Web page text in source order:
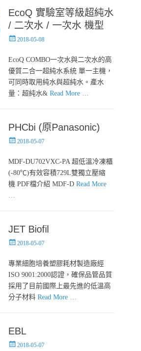
EcoQ 實驗室等級超純水
/ 二次水 / 一次水 機型
Posted2018-05-08
EcoQ COMBO一次水與二次水的高
優質二合一超純水系統 單一主機，
可同時取用純水與超純水。產水
量：超純水&Read More …
PHCbi (原Panasonic)
Posted2018-05-07
MDF-DU702VXC-PA 超低溫冷凍櫃
(-80℃)有效容積729L雙獨立壓縮
機 PDF檔介紹 MDF-DRead More
JET Biofil
Posted2018-05-07
專業細胞培養塑膠耗材製造廠經
ISO 9001:2000認證，確保品管品質
採用了目前國際上最先進的低溫高
分子材料Read More …
EBL
Posted2018-05-07